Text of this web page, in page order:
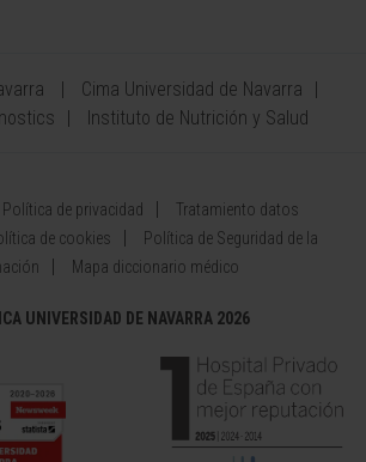
Cima Universidad de Navarra
Instituto de Nutrición y Salud
Política de privacidad
Tratamiento datos
de cookies
Política de Seguridad de la
Mapa diccionario médico
UNIVERSIDAD DE NAVARRA 2026